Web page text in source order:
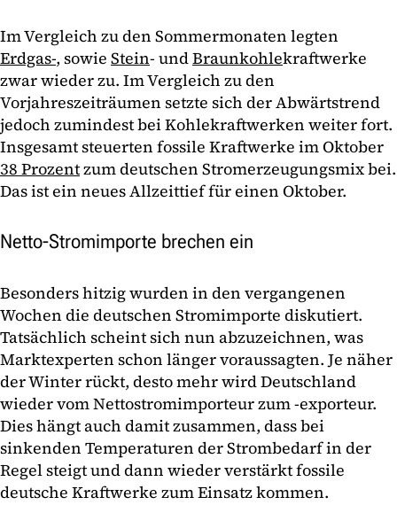
Im Vergleich zu den Sommermonaten legten
Erdgas-, sowie Stein- undBraunkohlekraftwerke
zwar wieder zu. Im Vergleich zu den
Vorjahreszeiträumen setzte sich der Abwärtstrend
jedoch zumindest bei Kohlekraftwerken weiter fort.
Insgesamt steuerten fossile Kraftwerke im Oktober
38 Prozentzum deutschen Stromerzeugungsmix bei.
Das ist ein neues Allzeittief für einen Oktober.
Netto-Stromimporte brechen ein
Besonders hitzig wurden in den vergangenen
Wochen die deutschen Stromimporte diskutiert.
Tatsächlich scheint sich nun abzuzeichnen, was
Marktexperten schon länger voraussagten. Je näher
der Winter rückt, desto mehr wird Deutschland
wieder vom Nettostromimporteur zum -exporteur.
Dies hängt auch damit zusammen, dass bei
sinkenden Temperaturen der Strombedarf in der
Regel steigt und dann wieder verstärkt fossile
deutsche Kraftwerke zum Einsatz kommen.